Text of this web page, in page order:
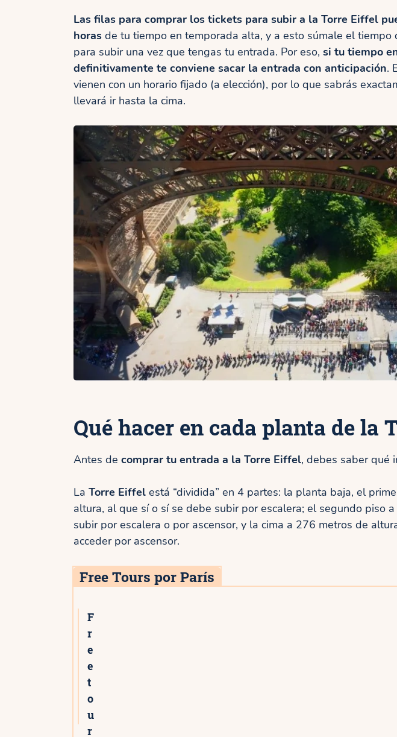
Las filas para comprar los tickets para subir a la Torre Eiffel
horas de tu tiempo en temporada alta, y a esto súmale el tiempo
para subir una vez que tengas tu entrada. Por eso, si tu tiempo
definitivamente te conviene sacar la entrada con anticipación.
vienen con un horario fijado (a elección), por lo que sabrás
llevará ir hasta la cima.
Qué hacer en cada planta de la
Antes de comprar tu entrada a la Torre Eiffel, debes saber qué
La Torre Eiffel está “dividida” en 4 partes: la planta baja, el
altura, al que sí o sí se debe subir por escalera; el segundo piso
subir por escalera o por ascensor, y la cima a 276 metros de
acceder por ascensor.
Free Tours por París
F
r
e
e
t
o
u
r